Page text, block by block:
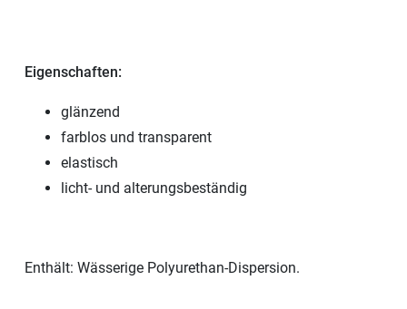
Eigenschaften:
glänzend
farblos und transparent
elastisch
licht- und alterungsbeständig
Enthält: Wässerige Polyurethan-Dispersion.